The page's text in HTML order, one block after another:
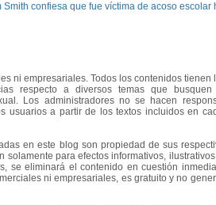
Smith confiesa que fue víctima de acoso escolar
ni empresariales. Todos los contenidos tienen
respecto a diversos temas que
Los administradores no se hacen
usuarios a partir de los textos incluidos en
en este blog son propiedad de sus
para efectos informativos,
se eliminará el contenido en cuestión
ni empresariales, es gratuito y no